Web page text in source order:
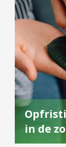
in de